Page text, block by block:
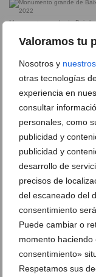
Valoramos tu
Nosotros y
otras tecnologías
experiencia en
consultar
personales, como
publicidad y
publicidad y
desarrollo de
precisos de
del escaneado del
consentimiento
Puede cambiar o
momento
consentimiento»
Respetamos sus
Monumento grande de Baix la
La comisión posa bajo el
tras ganar el Primer Premio
de 2022
Posado durante la Nit
Comisión de Baix la Mar
ofrenda